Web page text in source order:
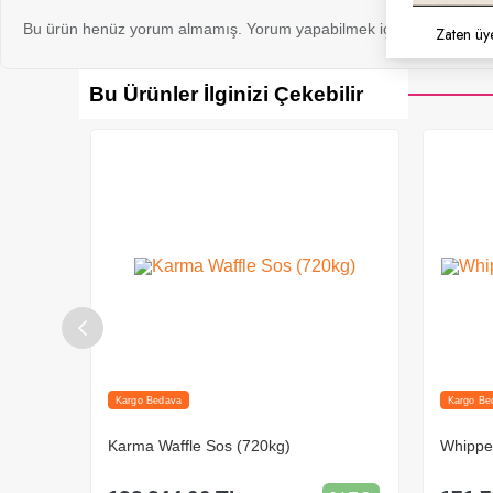
Bu ürün henüz yorum almamış. Yorum yapabilmek için bu ürünü
Bu Ürünler İlginizi Çekebilir
Kargo Bedava
Whipper Toz Krem Şanti (648kg)
Zaten